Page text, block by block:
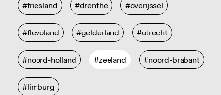
#friesland #drenthe #overijssel
#flevoland #gelderland #utrecht
#noord-holland #zeeland #noord-brabant
#limburg